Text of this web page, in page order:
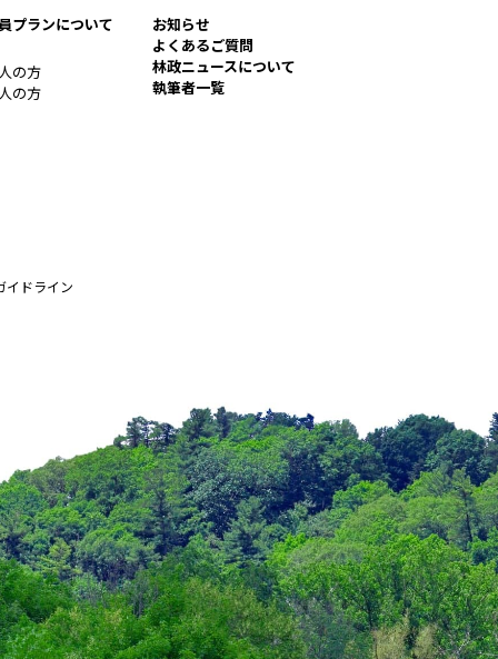
プランについて
の方
の方
お知らせ
よくあるご質問
林政ニュースについて
執筆者一覧
イドライン